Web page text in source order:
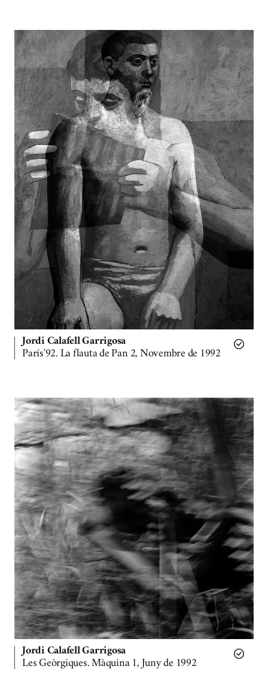
Jordi Calafell Garrigosa
París'92. La flauta de Pan 2, Novembre de 1992
Jordi Calafell Garrigosa
Les Geòrgiques. Màquina 1, Juny de 1992